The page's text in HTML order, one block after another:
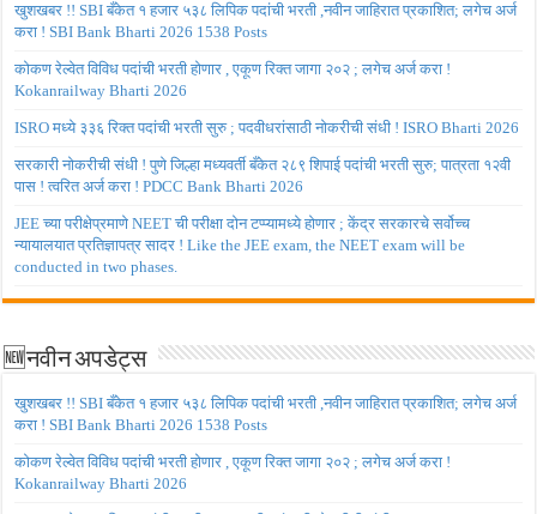
खुशखबर !! SBI बँकेत १ हजार ५३८ लिपिक पदांची भरती ,नवीन जाहिरात प्रकाशित; लगेच अर्ज
करा ! SBI Bank Bharti 2026 1538 Posts
कोकण रेल्वेत विविध पदांची भरती होणार , एकूण रिक्त जागा २०२ ; लगेच अर्ज करा !
Kokanrailway Bharti 2026
ISRO मध्ये ३३६ रिक्त पदांची भरती सुरु ; पदवीधरांसाठी नोकरीची संधी ! ISRO Bharti 2026
सरकारी नोकरीची संधी ! पुणे जिल्हा मध्यवर्ती बँकेत २८९ शिपाई पदांची भरती सुरु; पात्रता १२वी
पास ! त्वरित अर्ज करा ! PDCC Bank Bharti 2026
JEE च्या परीक्षेप्रमाणे NEET ची परीक्षा दोन टप्प्यामध्ये होणार ; केंद्र सरकारचे सर्वोच्च
न्यायालयात प्रतिज्ञापत्र सादर ! Like the JEE exam, the NEET exam will be
conducted in two phases.
🆕नवीन अपडेट्स
खुशखबर !! SBI बँकेत १ हजार ५३८ लिपिक पदांची भरती ,नवीन जाहिरात प्रकाशित; लगेच अर्ज
करा ! SBI Bank Bharti 2026 1538 Posts
कोकण रेल्वेत विविध पदांची भरती होणार , एकूण रिक्त जागा २०२ ; लगेच अर्ज करा !
Kokanrailway Bharti 2026